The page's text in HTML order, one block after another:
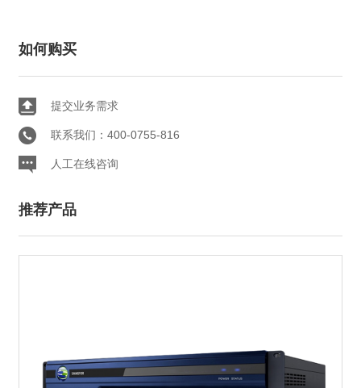
如何购买
提交业务需求
联系我们：400-0755-816
人工在线咨询
推荐产品